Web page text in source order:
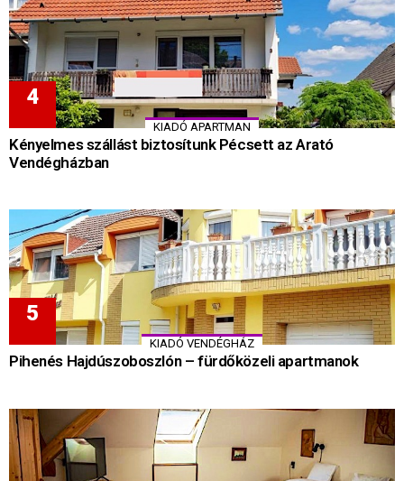
KIADÓ APARTMAN
Kényelmes szállást biztosítunk Pécsett az Arató
Vendégházban
KIADÓ VENDÉGHÁZ
Pihenés Hajdúszoboszlón – fürdőközeli apartmanok